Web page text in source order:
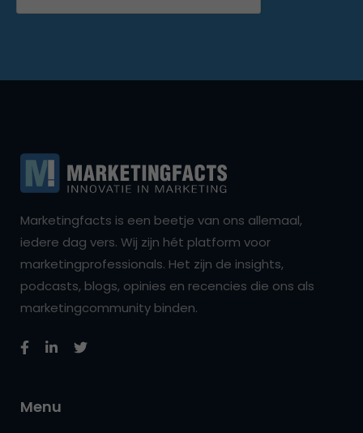
Marketingfacts is een beetje van ons allemaal,
iedere dag vers. Wij zijn hét platform voor
marketingprofessionals. Het zijn de insights,
podcasts, blogs, opinies en recencies die ons als
marketingcommunity binden.
Menu